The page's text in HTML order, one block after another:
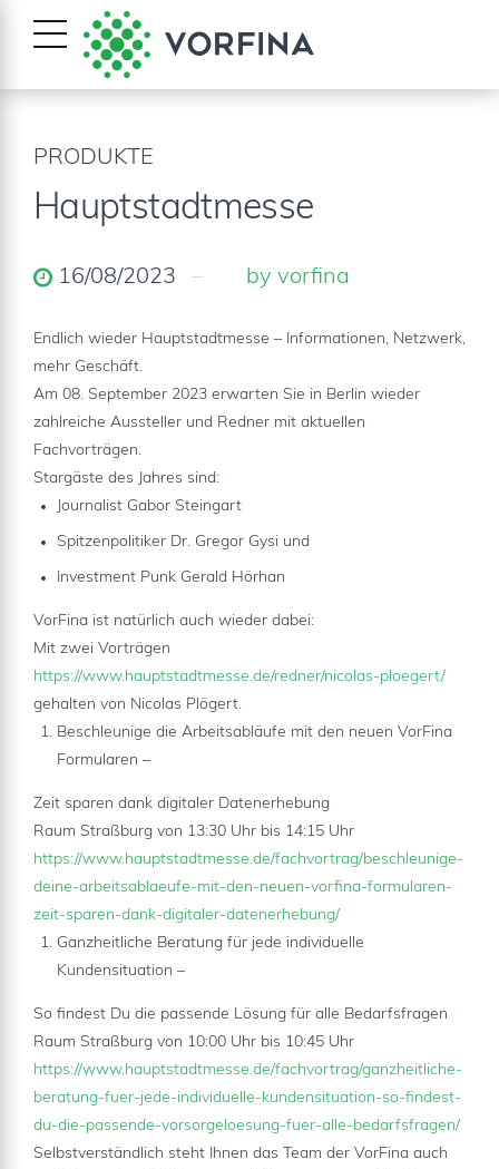
PRODUKTE
Hauptstadtmesse
16/08/2023 by vorfina
Endlich wieder Hauptstadtmesse – Informationen, Netzwerk,
mehr Geschäft.
Am 08. September 2023 erwarten Sie in Berlin wieder
zahlreiche Aussteller und Redner mit aktuellen
Fachvorträgen.
Stargäste des Jahres sind:
Journalist Gabor Steingart
Spitzenpolitiker Dr. Gregor Gysi und
Investment Punk Gerald Hörhan
VorFina ist natürlich auch wieder dabei:
Mit zwei Vorträgen
https://www.hauptstadtmesse.de/redner/nicolas-ploegert/
gehalten von Nicolas Plögert.
Beschleunige die Arbeitsabläufe mit den neuen VorFina
Formularen –
Zeit sparen dank digitaler Datenerhebung
Raum Straßburg von 13:30 Uhr bis 14:15 Uhr
https://www.hauptstadtmesse.de/fachvortrag/beschleunige-
deine-arbeitsablaeufe-mit-den-neuen-vorfina-formularen-
zeit-sparen-dank-digitaler-datenerhebung/
Ganzheitliche Beratung für jede individuelle
Kundensituation –
So findest Du die passende Lösung für alle Bedarfsfragen
Raum Straßburg von 10:00 Uhr bis 10:45 Uhr
https://www.hauptstadtmesse.de/fachvortrag/ganzheitliche-
beratung-fuer-jede-individuelle-kundensituation-so-findest-
du-die-passende-vorsorgeloesung-fuer-alle-bedarfsfragen/
Selbstverständlich steht Ihnen das Team der VorFina auch